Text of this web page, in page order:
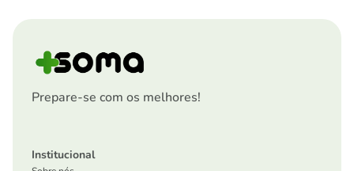
Prepare-se com os melhores!
Institucional